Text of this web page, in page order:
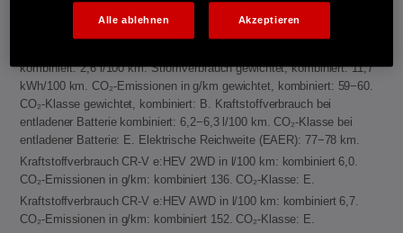
Emissionen in g/km: kombiniert 132−133. CO₂-Klasse: D.
kombiniert: 2,6 l/100 km. Stromverbrauch gewichtet, kombiniert: 11,7
kWh/100 km. CO₂-Emissionen in g/km gewichtet, kombiniert: 59−60.
CO₂-Klasse gewichtet, kombiniert: B. Kraftstoffverbrauch bei
entladener Batterie kombiniert: 6,2−6,3 l/100 km. CO₂-Klasse bei
entladener Batterie: E. Elektrische Reichweite (EAER): 77−78 km.
Kraftstoffverbrauch CR-V e:HEV 2WD in l/100 km: kombiniert 6,0.
CO₂-Emissionen in g/km: kombiniert 136. CO₂-Klasse: E.
Kraftstoffverbrauch CR-V e:HEV AWD in l/100 km: kombiniert 6,7.
CO₂-Emissionen in g/km: kombiniert 152. CO₂-Klasse: E.
Alle ablehnen Akzeptieren